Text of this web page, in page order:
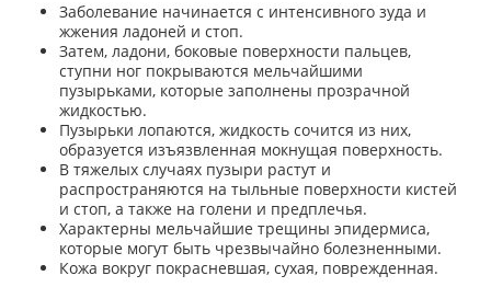
Заболевание начинается с интенсивного зуда и
жжения ладоней и стоп.
Затем, ладони, боковые поверхности пальцев,
ступни ног покрываются мельчайшими
пузырьками, которые заполнены прозрачной
жидкостью.
Пузырьки лопаются, жидкость сочится из них,
образуется изъязвленная мокнущая поверхность.
В тяжелых случаях пузыри растут и
распространяются на тыльные поверхности кистей
и стоп, а также на голени и предплечья.
Характерны мельчайшие трещины эпидермиса,
которые могут быть чрезвычайно болезненными.
Кожа вокруг покрасневшая, сухая, поврежденная.